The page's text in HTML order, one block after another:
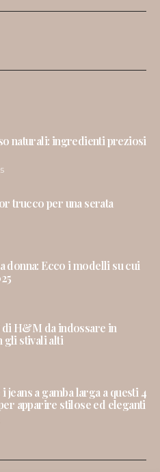
naturali: ingredienti preziosi
trucco per una serata
donna: Ecco i modelli su cui
H&M da indossare in
gli stivali alti
jeans a gamba larga a questi 4
apparire stilose ed eleganti